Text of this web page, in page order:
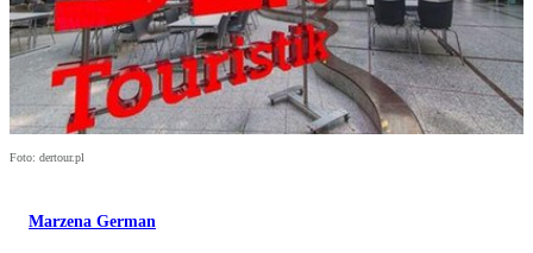
Foto: dertour.pl
Marzena German